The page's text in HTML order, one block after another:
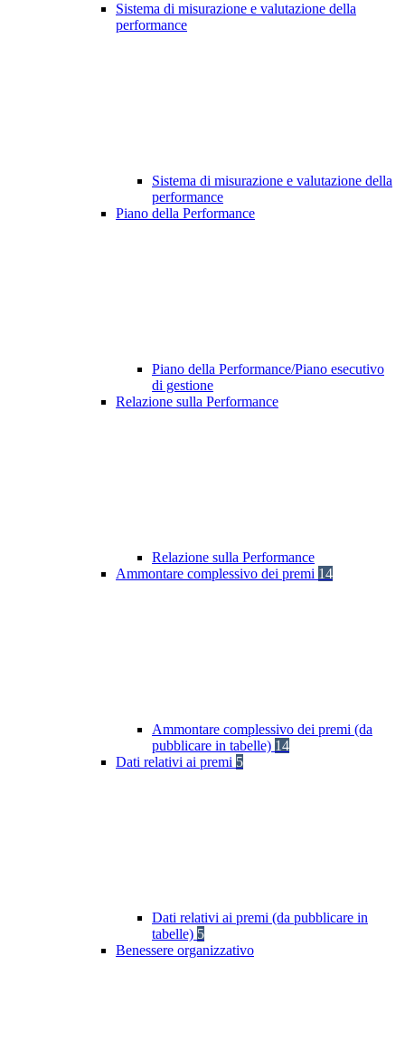
Sistema di misurazione e valutazione della
performance
Sistema di misurazione e valutazione della
performance
Piano della Performance
Piano della Performance/Piano esecutivo
di gestione
Relazione sulla Performance
Relazione sulla Performance
Ammontare complessivo dei premi 14
Ammontare complessivo dei premi (da
pubblicare in tabelle) 14
Dati relativi ai premi 5
Dati relativi ai premi (da pubblicare in
tabelle) 5
Benessere organizzativo